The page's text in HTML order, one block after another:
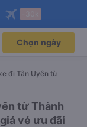
Mở app
Mở app
Chọn ngày
đi Tân Uyên từ
từ Thành
vé ưu đãi